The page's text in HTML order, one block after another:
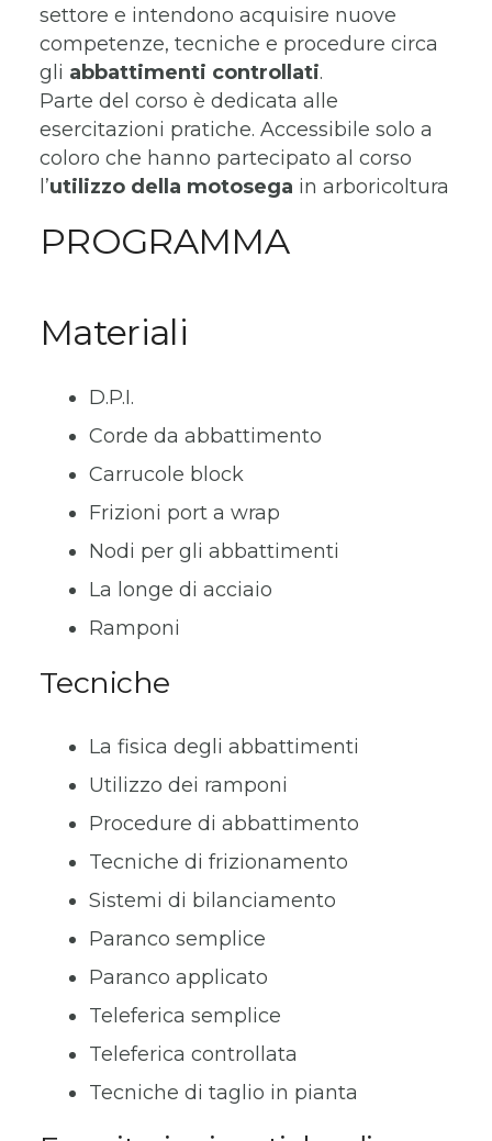
settore e intendono acquisire nuove
competenze, tecniche e procedure circa
gli abbattimenti controllati.
Parte del corso è dedicata alle
esercitazioni pratiche. Accessibile solo a
coloro che hanno partecipato al corso
l’utilizzo della motosega in arboricoltura
PROGRAMMA
Materiali
D.P.I.
Corde da abbattimento
Carrucole block
Frizioni port a wrap
Nodi per gli abbattimenti
La longe di acciaio
Ramponi
Tecniche
La fisica degli abbattimenti
Utilizzo dei ramponi
Procedure di abbattimento
Tecniche di frizionamento
Sistemi di bilanciamento
Paranco semplice
Paranco applicato
Teleferica semplice
Teleferica controllata
Tecniche di taglio in pianta